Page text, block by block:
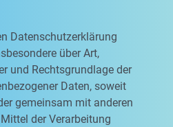
Datenschutzerklärung
über Art,
und Rechtsgrundlage der
Daten, soweit
gemeinsam mit anderen
der Verarbeitung